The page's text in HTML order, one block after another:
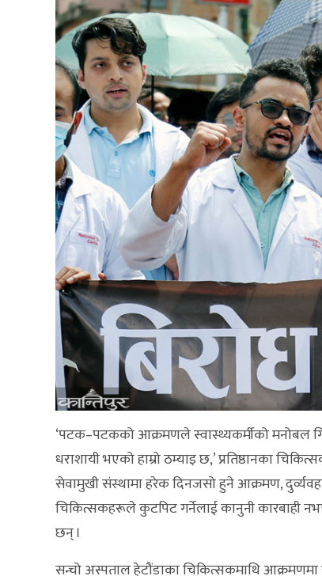
‘पटक–पटकको आक्रमणले स्वास्थ्यकर्मीको मनोबल
धराशायी भएको हाम्रो ठम्याइ छ,’ प्रतिष्ठानका
सेवामुखी संस्थामा हरेक दिनजसो हुने आक्रमण,
चिकित्सकहरूले कुटपिट गर्नेलाई कानुनी कारबाही
छन् ।
सन्चो अस्पताल हेटौंडाका चिकित्सकमाथि